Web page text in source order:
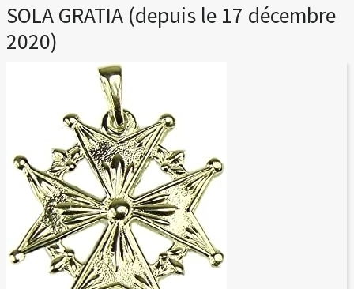
SOLA GRATIA (depuis le 17 décembre
2020)